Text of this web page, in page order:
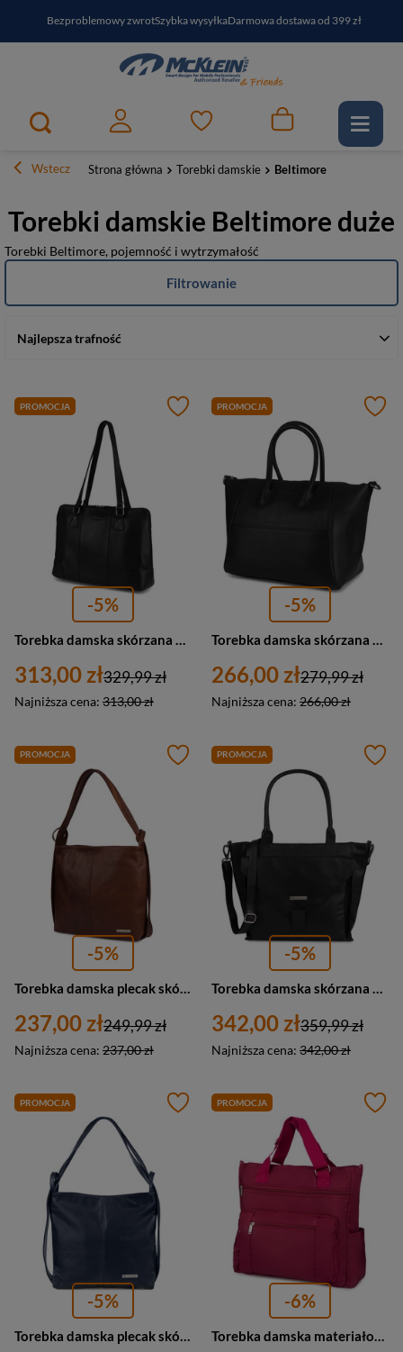
Bezproblemowy zwrotSzybka wysyłkaDarmowa dostawa od 399 zł
PayPo - kup i zapłać za30 dniZapisz się do newslettera i odbierz RABAT
Wstecz Strona główna Torebki damskie Beltimore
Torebki damskie Beltimore duże
Torebki Beltimore, pojemność i wytrzymałość
Najlepsza trafność
Filtrowanie
PROMOCJA
-5%
Torebka damska skórzana klasyczna Beltimore N35 duża A4 czarna
313,00 zł
Najniższa cena: 313,00 zł
329,99 zł
PROMOCJA
-5%
Torebka damska skórzana klasyczna miejska Beltimore N34 duża A4 czarna
266,00 zł
Najniższa cena: 266,00 zł
279,99 zł
PROMOCJA
-5%
237,00 zł
Najniższa cena: 237,00 zł
249,99 zł
PROMOCJA
-5%
342,00 zł
Najniższa cena: 342,00 zł
359,99 zł
PROMOCJA
-5%
Torebka damska plecak skórzana miejski worek 2w1 Beltimore U37 granatowy
PROMOCJA
-6%
Torebka damska materiałowa shopperka Beltimore J30 duża A4 czerwona bordowa